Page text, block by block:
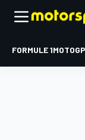
FORMULE 1MOTOGP